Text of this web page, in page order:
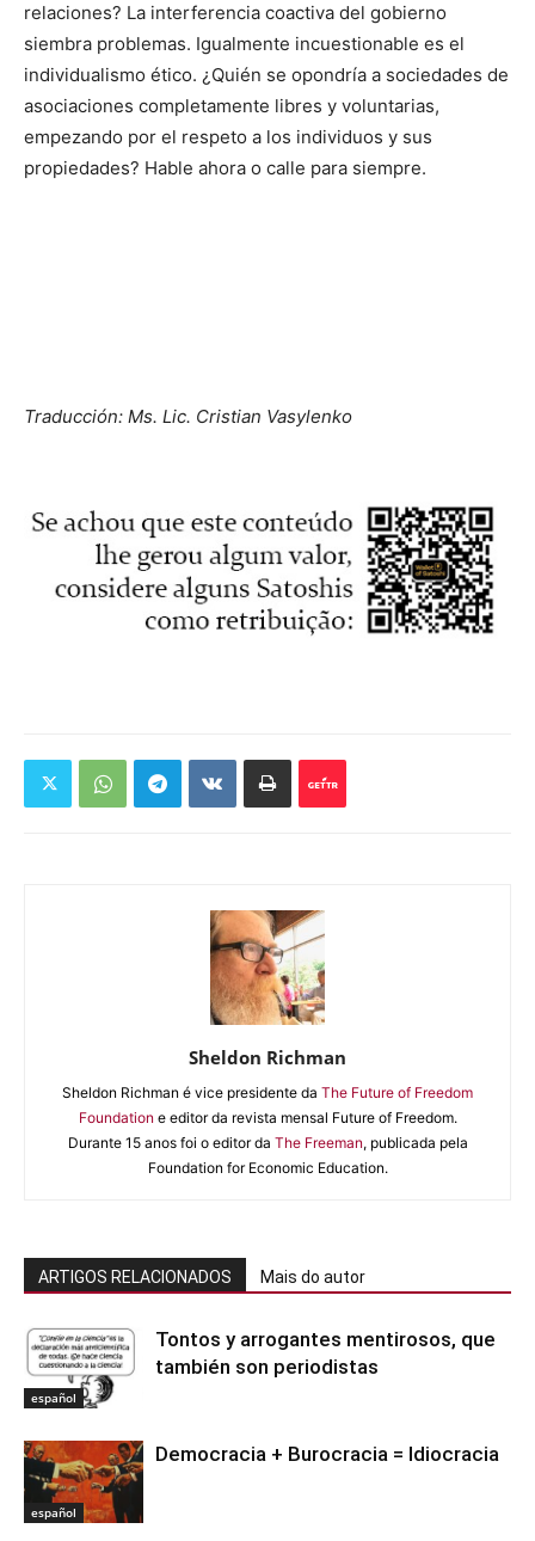
relaciones? La interferencia coactiva del gobierno
siembra problemas. Igualmente incuestionable es el
individualismo ético. ¿Quién se opondría a sociedades de
asociaciones completamente libres y voluntarias,
empezando por el respeto a los individuos y sus
propiedades? Hable ahora o calle para siempre.
Traducción: Ms. Lic. Cristian Vasylenko
Sheldon Richman
Sheldon Richman é vice presidente da The Future of Freedom
Foundation e editor da revista mensal Future of Freedom.
Durante 15 anos foi o editor da The Freeman, publicada pela
Foundation for Economic Education.
ARTIGOS RELACIONADOS Mais do autor
español
Tontos y arrogantes mentirosos, que
también son periodistas
español
Democracia + Burocracia = Idiocracia